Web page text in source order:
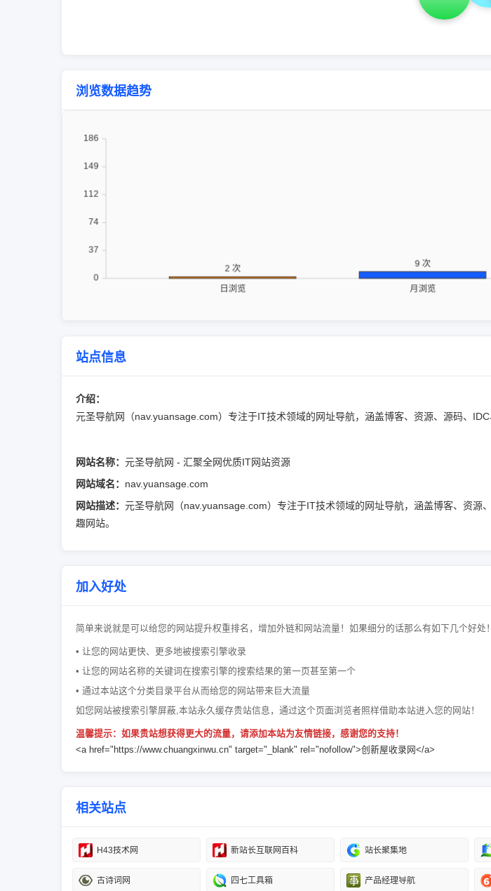
浏览数据趋势
站点信息
介绍：
元圣导航网（nav.yuansage.com）专注于IT技术领域的网址导航，涵盖博客、资源、源码、
网站名称： 元圣导航网 - 汇聚全网优质IT网站资源
网站域名： nav.yuansage.com
网站描述： 元圣导航网（nav.yuansage.com）专注于IT技术领域的网址导航，涵盖博客、资
趣网站。
加入好处
简单来说就是可以给您的网站提升权重排名，增加外链和网站流量！如果细分的话那么有如下几个好处！
• 让您的网站更快、更多地被搜索引擎收录
• 让您的网站名称的关键词在搜索引擎的搜索结果的第一页甚至第一个
• 通过本站这个分类目录平台从而给您的网站带来巨大流量
如您网站被搜索引擎屏蔽,本站永久缓存贵站信息，通过这个页面浏览者照样借助本站进入您的网站！
温馨提示：如果贵站想获得更大的流量，请添加本站为友情链接，感谢您的支持！
<a href="https://www.chuangxinwu.cn" target="_blank" rel="nofollow">创新屋收录网</a>
相关站点
H43技术网 新站长互联网百科 站长聚集地
古诗词网 四七工具箱 产品经理导航